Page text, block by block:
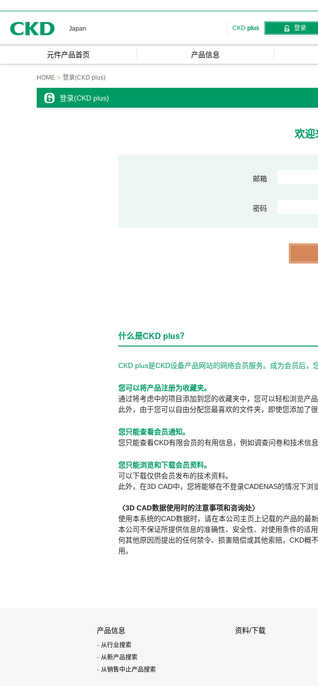
Japan CKD plus 登录
元件产品首页 产品信息
HOME 登录(CKD plus)
登录(CKD plus)
欢迎
邮箱
密码
什么是CKD plus？
CKD plus是CKD设备产品网站的网络会员服务。成为会员后，
您可以将产品注册为收藏夹。
通过将考虑中的项目添加到您的收藏夹中，您可以轻松浏览产品
此外，由于您可以自由分配您最喜欢的文件夹，即使您添加了
您只能查看会员通知。
您只能查看CKD有限会员的有用信息，例如调查问卷和技术信息
您只能浏览和下载会员资料。
可以下载仅供会员发布的技术资料。
此外，在3D CAD中，您将能够在不登录CADENAS的情况下浏
〈3D CAD数据使用时的注意事项和咨询处〉
使用本系统的CAD数据时，请在本公司主页上记载的产品的最
本公司不保证所提供信息的准确性、安全性、对使用条件的适
何其他原因而提出的任何禁令、损害赔偿或其他索赔，CKD概
用。
产品信息
从行业搜索
从新产品搜索
从销售中止产品搜索
资料/下载